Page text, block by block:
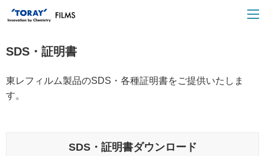
SDS・証明書
東レフィルム製品のSDS・各種証明書をご提供いたしま
す。
SDS・証明書ダウンロード